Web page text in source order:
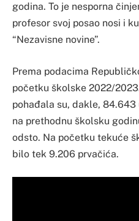
godina. To je nesporna
profesor svoj posao nosi i
“Nezavisne novine”.
Prema podacima
početku školske 2022/
pohađala su, dakle, 84.643
na prethodnu školsku
odsto. Na početku tekuće
bilo tek 9.206 prvačića.